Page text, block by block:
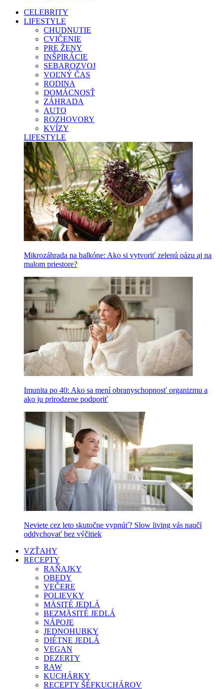
CELEBRITY
LIFESTYLE
CHUDNUTIE
CVIČENIE
PRE ŽENY
INŠPIRÁCIE
SEBAROZVOJ
VOĽNÝ ČAS
RODINA
DOMÁCNOSŤ
ZÁHRADA
AUTO
ROZHOVORY
KVÍZY
LIFESTYLE
Mikrozáhrada na balkóne: Ako si vytvoriť zelenú oázu aj na
malom priestore?
Imunita po 40: Ako sa mení obranyschopnosť organizmu a
ako ju prirodzene podporiť
Neviete cez leto skutočne vypnúť? Slow living vás naučí
oddychovať bez výčitiek
VZŤAHY
RECEPTY
RAŇAJKY
OBEDY
VEČERE
POLIEVKY
MÄSITÉ JEDLÁ
BEZMÄSITÉ JEDLÁ
NÁPOJE
JEDNOHUBKY
DIÉTNE JEDLÁ
VEGAN
DEZERTY
RAW
KUCHÁRKY
RECEPTY ŠÉFKUCHÁROV